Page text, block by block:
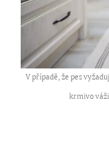
V případě, že pes
krmivo